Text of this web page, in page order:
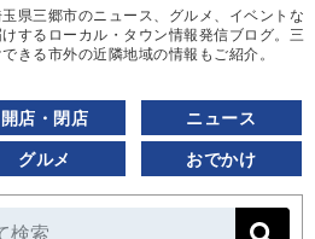
県三郷市のニュース、グルメ、イベントな
するローカル・タウン情報発信ブログ。三
きる市外の近隣地域の情報もご紹介。
開店・閉店 ニュース
グルメ おでかけ